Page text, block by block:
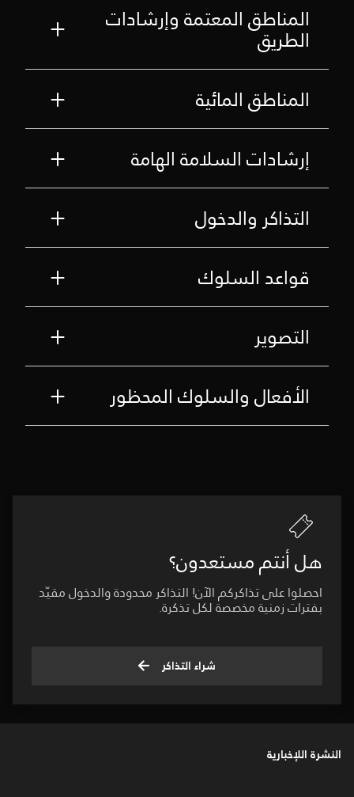
المناطق المعتمة وإرشادات
الطريق
المناطق المائية
إرشادات السلامة الهامة
التذاكر والدخول
قواعد السلوك
التصوير
الأفعال والسلوك المحظور
هل أنتم مستعدون؟
احصلوا على تذاكركم الآن! التذاكر محدودة والدخول مقيّد
بفترات زمنية مخصصة لكل تذكرة.
شراء التذاكر
النشرة اللإخبارية